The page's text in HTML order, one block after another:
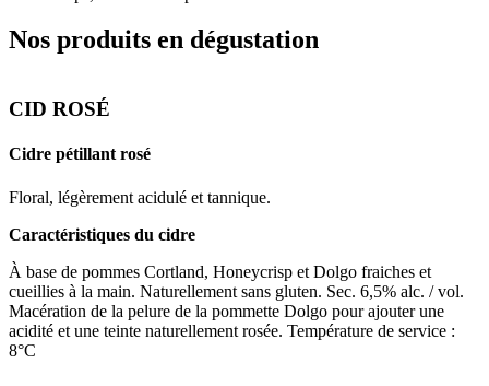
Nos produits en dégustation
CID ROSÉ
Cidre pétillant rosé
Floral, légèrement acidulé et tannique.
Caractéristiques du cidre
À base de pommes Cortland, Honeycrisp et Dolgo fraiches et
cueillies à la main. Naturellement sans gluten. Sec. 6,5% alc. / vol.
Macération de la pelure de la pommette Dolgo pour ajouter une
acidité et une teinte naturellement rosée. Température de service :
8°C